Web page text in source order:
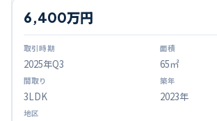
2025年Q3
6,400万円
65㎡
3LDK 2023年